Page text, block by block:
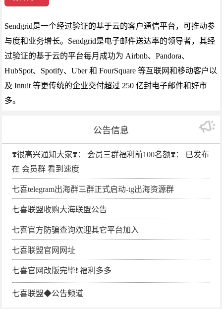
Sendgrid是一个经过验证的基于云的客户通信平台，可推动参
与度和业务增长。Sendgrid是电子邮件送达率的领导者，其经
过验证的基于云的平台每月成功为 Airbnb、Pandora、
HubSpot、Spotify、Uber 和 FourSquare 等互联网和移动客户以
及 Intuit 等更传统的企业交付超过 250 亿封电子邮件和好市
多。
公告信息
❣️很高兴通知大家❣️： 会员三群福利前100名额❣️： 已发布
在 会员群 看到速度
七喜telegram出海群三群正式启动-tg出海资源群
七喜联盟收购大海联盟公告
七喜官方防骗查询欢迎其它平台加入
七喜联盟官网网址
七喜官网改版完毕❗️ 福利多多
七喜联盟◆公告频道